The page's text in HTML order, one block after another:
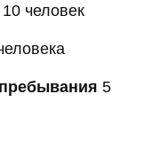
10 человек
5